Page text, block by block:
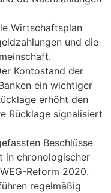
Wirtschaftsplan
und die
Kontostand der
ein wichtiger
erhöht den
Rücklage signalisiert
Beschlüsse
in chronologischer
Reform 2020.
regelmäßig